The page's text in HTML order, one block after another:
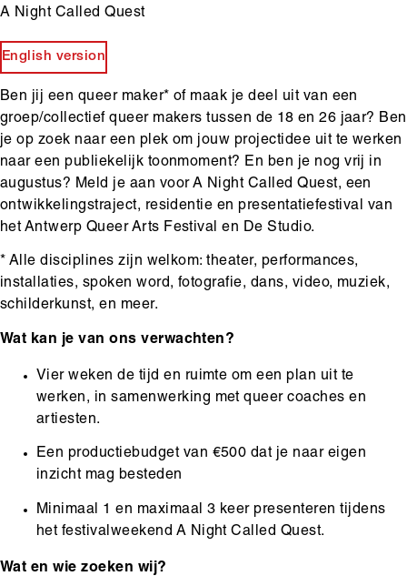
A Night Called Quest
Body
English version
Ben jij een queer maker* of maak je deel uit van een
groep/collectief queer makers tussen de 18 en 26 jaar? Ben
je op zoek naar een plek om jouw projectidee uit te werken
naar een publiekelijk toonmoment? En ben je nog vrij in
augustus? Meld je aan voor A Night Called Quest, een
ontwikkelingstraject, residentie en presentatiefestival van
het Antwerp Queer Arts Festival en De Studio.
* Alle disciplines zijn welkom: theater, performances,
installaties, spoken word, fotografie, dans, video, muziek,
schilderkunst, en meer.
Wat kan je van ons verwachten?
Vier weken de tijd en ruimte om een plan uit te
werken, in samenwerking met queer coaches en
artiesten.
Een productiebudget van €500 dat je naar eigen
inzicht mag besteden
Minimaal 1 en maximaal 3 keer presenteren tijdens
het festivalweekend A Night Called Quest.
Wat en wie zoeken wij?